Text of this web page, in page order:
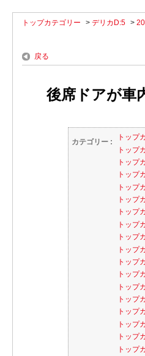
トップカテゴリー > デリカD:5 >
戻る
後席ドアが車
カテゴリー :
トップ
トップ
トップ
トップ
トップ
トップ
トップ
トップ
トップ
トップ
トップ
トップ
トップ
トップ
トップ
トップ
トップ
トップ